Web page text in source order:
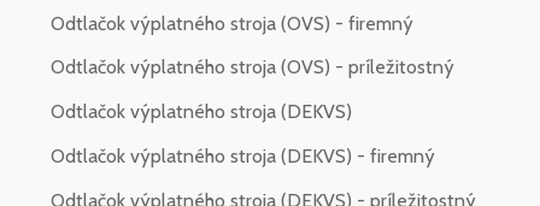
Odtlačok výplatného stroja (OVS) - firemný
Odtlačok výplatného stroja (OVS) - príležitostný
Odtlačok výplatného stroja (DEKVS)
Odtlačok výplatného stroja (DEKVS) - firemný
Odtlačok výplatného stroja (DEKVS) - príležitostný